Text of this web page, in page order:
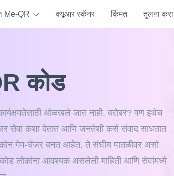
Me-QR क्यूआर स्कॅनर किंमत तुलना करा
कोड
ओळखले जात नाही, बरोबर? पण इथेच
सेवा कशा देतात आणि जनतेशी कसे संवाद साधतात
गेम-चेंजर बनत आहेत. ते संघीय पातळीवर असो
लोकांना आवश्यक असलेली माहिती आणि सेवांमध्ये